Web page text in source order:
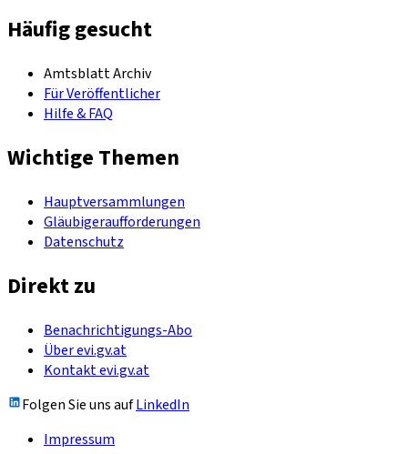
Häufig gesucht
Amtsblatt Archiv
Für Veröffentlicher
Hilfe & FAQ
Wichtige Themen
Hauptversammlungen
Gläubigeraufforderungen
Datenschutz
Direkt zu
Benachrichtigungs-Abo
Über evi.gv.at
Kontakt evi.gv.at
Folgen Sie uns aufLinkedIn
Impressum